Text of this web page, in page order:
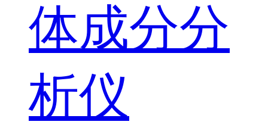
体成分分
析仪